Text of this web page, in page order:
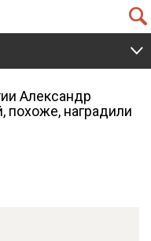
Q
V
Александр
похоже, наградили